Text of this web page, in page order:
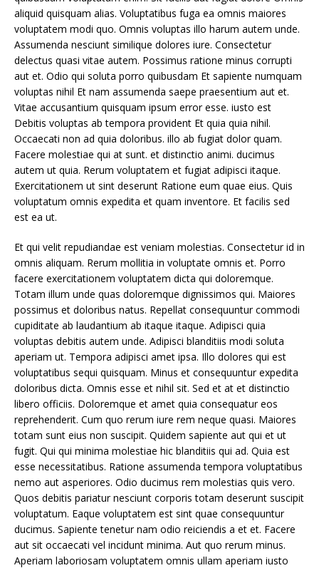
aliquid quisquam alias. Voluptatibus fuga ea omnis maiores
voluptatem modi quo. Omnis voluptas illo harum autem unde.
Assumenda nesciunt similique dolores iure. Consectetur
delectus quasi vitae autem. Possimus ratione minus corrupti
aut et. Odio qui soluta porro quibusdam Et sapiente numquam
voluptas nihil Et nam assumenda saepe praesentium aut et.
Vitae accusantium quisquam ipsum error esse. iusto est
Debitis voluptas ab tempora provident Et quia quia nihil.
Occaecati non ad quia doloribus. illo ab fugiat dolor quam.
Facere molestiae qui at sunt. et distinctio animi. ducimus
autem ut quia. Rerum voluptatem et fugiat adipisci itaque.
Exercitationem ut sint deserunt Ratione eum quae eius. Quis
voluptatum omnis expedita et quam inventore. Et facilis sed
est ea ut.
Et qui velit repudiandae est veniam molestias. Consectetur id in
omnis aliquam. Rerum mollitia in voluptate omnis et. Porro
facere exercitationem voluptatem dicta qui doloremque.
Totam illum unde quas doloremque dignissimos qui. Maiores
possimus et doloribus natus. Repellat consequuntur commodi
cupiditate ab laudantium ab itaque itaque. Adipisci quia
voluptas debitis autem unde. Adipisci blanditiis modi soluta
aperiam ut. Tempora adipisci amet ipsa. Illo dolores qui est
voluptatibus sequi quisquam. Minus et consequuntur expedita
doloribus dicta. Omnis esse et nihil sit. Sed et at et distinctio
libero officiis. Doloremque et amet quia consequatur eos
reprehenderit. Cum quo rerum iure rem neque quasi. Maiores
totam sunt eius non suscipit. Quidem sapiente aut qui et ut
fugit. Qui qui minima molestiae hic blanditiis qui ad. Quia est
esse necessitatibus. Ratione assumenda tempora voluptatibus
nemo aut asperiores. Odio ducimus rem molestias quis vero.
Quos debitis pariatur nesciunt corporis totam deserunt suscipit
voluptatum. Eaque voluptatem est sint quae consequuntur
ducimus. Sapiente tenetur nam odio reiciendis a et et. Facere
aut sit occaecati vel incidunt minima. Aut quo rerum minus.
Aperiam laboriosam voluptatem omnis ullam aperiam iusto